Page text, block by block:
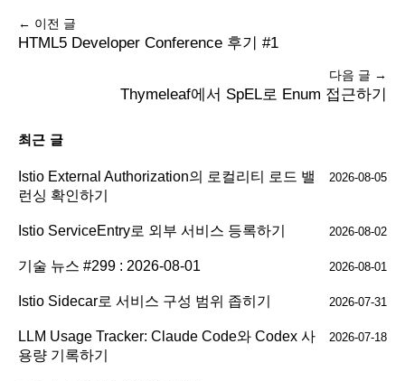
← 이전 글
HTML5 Developer Conference 후기 #1
다음 글 →
Thymeleaf에서 SpEL로 Enum 접근하기
최근 글
Istio External Authorization의 로컬리티 로드 밸
런싱 확인하기
2026-08-05
Istio ServiceEntry로 외부 서비스 등록하기 2026-08-02
기술 뉴스 #299 : 2026-08-01 2026-08-01
Istio Sidecar로 서비스 구성 범위 좁히기 2026-07-31
LLM Usage Tracker: Claude Code와 Codex 사
용량 기록하기
2026-07-18